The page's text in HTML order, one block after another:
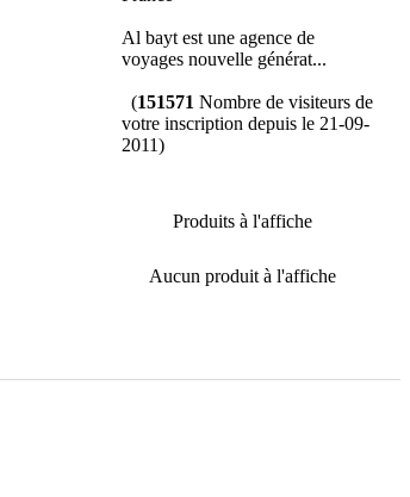
Al bayt est une agence de
voyages nouvelle générat...
(151571 Nombre de visiteurs de
votre inscription depuis le 21-09-
2011)
Produits à l'affiche
Aucun produit à l'affiche